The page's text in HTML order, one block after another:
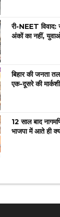
री-NEET विवाद:
अंकों का नहीं,
बिहार की जनता
एक-दूसरे की
12 साल बाद
भाजपा में आते ही